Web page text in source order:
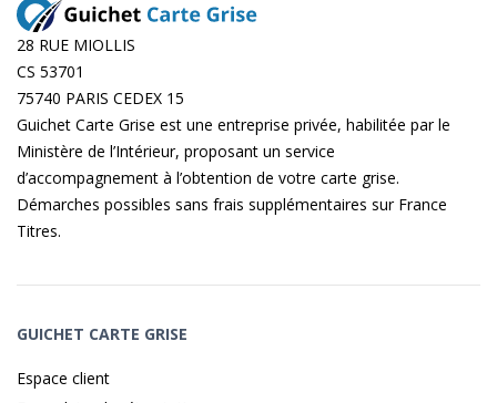
28 RUE MIOLLIS
CS 53701
75740 PARIS CEDEX 15
Guichet Carte Grise est une entreprise privée, habilitée par le
Ministère de l’Intérieur, proposant un service
d’accompagnement à l’obtention de votre carte grise.
Démarches possibles sans frais supplémentaires sur France
Titres.
GUICHET CARTE GRISE
Espace client